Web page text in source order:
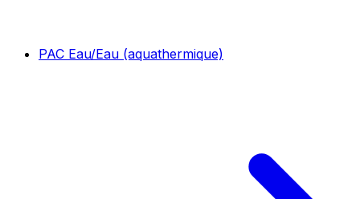
PAC Eau/Eau (aquathermique)